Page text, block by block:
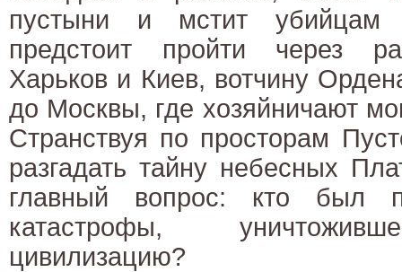
пустыни и мстит
предстоит пройти через
Харьков и Киев, вотчину
до Москвы, где хозяйничают
Странствуя по просторам
разгадать тайну небесных
главный вопрос: кто был
катастрофы,
цивилизацию?